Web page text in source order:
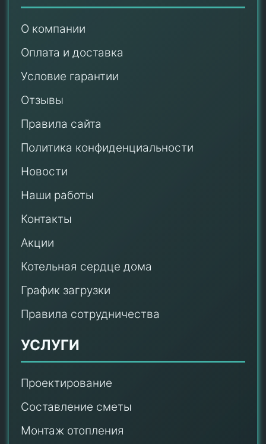
О компании
Оплата и доставка
Условие гарантии
Отзывы
Правила сайта
Политика конфиденциальности
Новости
Наши работы
Контакты
Акции
Котельная сердце дома
График загрузки
Правила сотрудничества
УСЛУГИ
Проектирование
Составление сметы
Монтаж отопления